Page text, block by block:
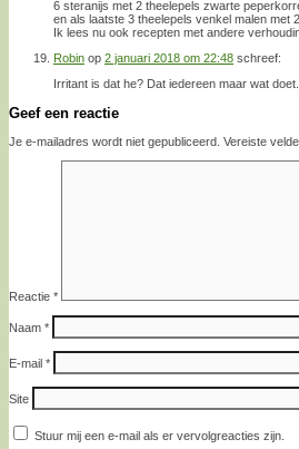
6 steranijs met 2 theelepels zwarte
en als laatste 3 theelepels venkel malen met
Ik lees nu ook recepten met andere
Robin op 2 januari 2018 om 22:48 schreef:
Irritant is dat he? Dat iedereen maar wat
Geef een reactie
Je e-mailadres wordt niet gepubliceerd. Vereiste
Reactie *
Naam *
E-mail *
Site
Stuur mij een e-mail als er vervolgreacties zijn.